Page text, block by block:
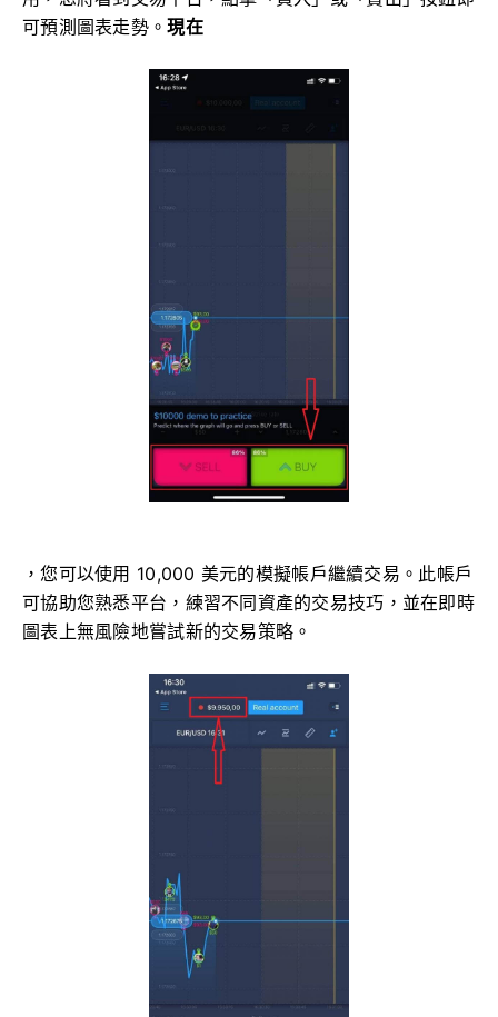
可預測圖表走勢。現在
，您可以使用 10,000 美元的模擬帳戶繼續交易。此帳戶
可協助您熟悉平台，練習不同資產的交易技巧，並在即時
圖表上無風險地嘗試新的交易策略。